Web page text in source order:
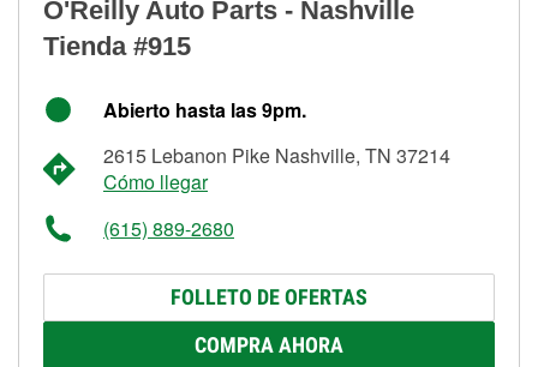
O'Reilly Auto Parts - Nashville
Tienda #915
Abierto hasta las 9pm.
2615 Lebanon Pike Nashville, TN 37214
Cómo llegar
(615) 889-2680
FOLLETO DE OFERTAS
COMPRA AHORA